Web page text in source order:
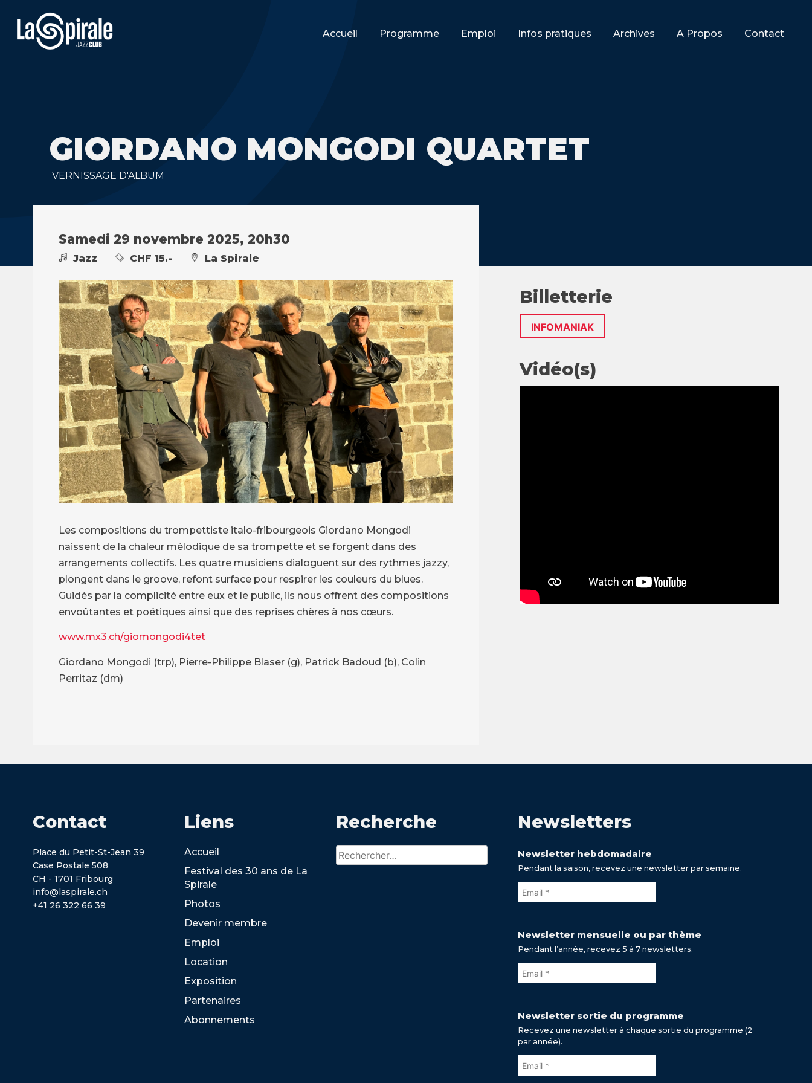
Accueil Programme Emploi Infos pratiques Archives A Propos Contact
GIORDANO MONGODI QUARTET
VERNISSAGE D'ALBUM
Samedi 29 novembre 2025, 20h30
Jazz CHF 15.- La Spirale
Les compositions du trompettiste italo-fribourgeois Giordano Mongodi
naissent de la chaleur mélodique de sa trompette et se forgent dans des
arrangements collectifs. Les quatre musiciens dialoguent sur des rythmes jazzy,
plongent dans le groove, refont surface pour respirer les couleurs du blues.
Guidés par la complicité entre eux et le public, ils nous offrent des compositions
envoûtantes et poétiques ainsi que des reprises chères à nos cœurs.
www.mx3.ch/giomongodi4tet
Giordano Mongodi (trp), Pierre-Philippe Blaser (g), Patrick Badoud (b), Colin
Perritaz (dm)
Billetterie
INFOMANIAK
Vidéo(s)
Contact
Place du Petit-St-Jean 39
Case Postale 508
CH - 1701 Fribourg
info@laspirale.ch
+41 26 322 66 39
Liens
Accueil
Festival des 30 ans de La
Spirale
Photos
Devenir membre
Emploi
Location
Exposition
Partenaires
Abonnements
Recherche
Rechercher :
Newsletters
Newsletter hebdomadaire
Pendant la saison, recevez une newsletter par semaine.
Newsletter mensuelle ou par thème
Pendant l’année, recevez 5 à 7 newsletters.
Newsletter sortie du programme
Recevez une newsletter à chaque sortie du programme (2
par année).